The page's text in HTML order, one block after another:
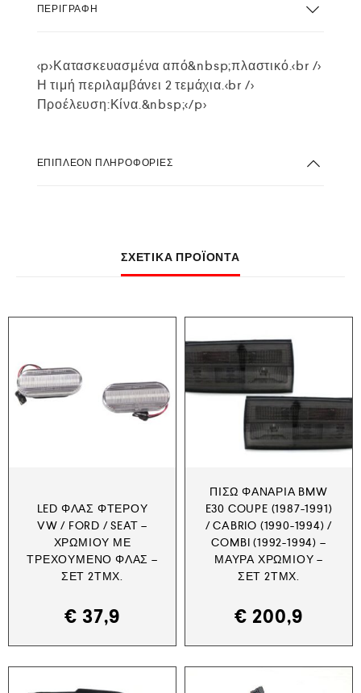
ΠΕΡΙΓΡΑΦΉ
<p>Κατασκευασμένα από&nbsp;πλαστικό.<br />
Η τιμή περιλαμβάνει 2 τεμάχια.<br />
Προέλευση:Κίνα.&nbsp;</p>
ΕΠΙΠΛΈΟΝ ΠΛΗΡΟΦΟΡΊΕΣ
ΣΧΕΤΙΚΆ ΠΡΟΪΌΝΤΑ
LED ΦΛΑΣ ΦΤΕΡΟΎ
VW / FORD / SEAT –
ΧΡΩΜΊΟΥ ΜΕ
ΤΡΕΧΟΎΜΕΝΟ ΦΛΑΣ –
ΣΕΤ 2ΤΜΧ.
€ 37,9
ΠΊΣΩ ΦΑΝΆΡΙΑ BMW
E30 COUPE (1987-1991)
/ CABRIO (1990-1994) /
COMBI (1992-1994) –
ΜΑΎΡΑ ΧΡΩΜΊΟΥ –
ΣΕΤ 2ΤΜΧ.
€ 200,9